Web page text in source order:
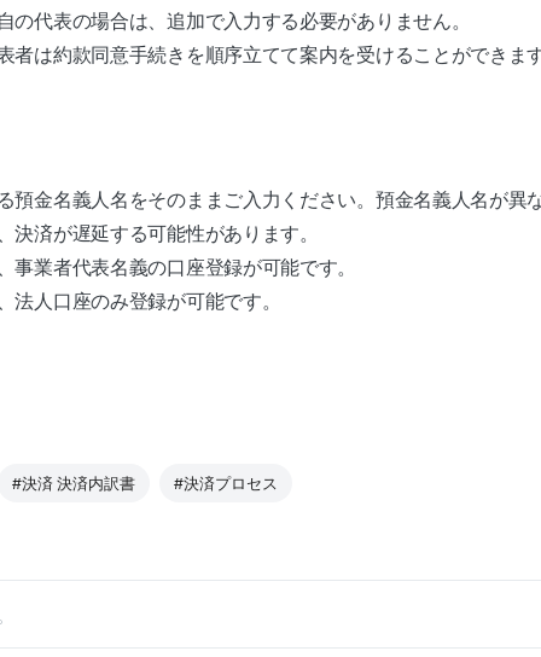
の代表の場合は、追加で入力する必要がありません。
者は約款同意手続きを順序立てて案内を受けることができま
預金名義人名をそのままご入力ください。預金名義人名が異
決済が遅延する可能性があります。
事業者代表名義の口座登録が可能です。
法人口座のみ登録が可能です。
#決済 決済内訳書 #決済プロセス